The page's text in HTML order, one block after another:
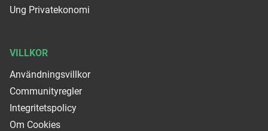
Ung Privatekonomi
VILLKOR
Användningsvillkor
Communityregler
Integritetspolicy
Om Cookies